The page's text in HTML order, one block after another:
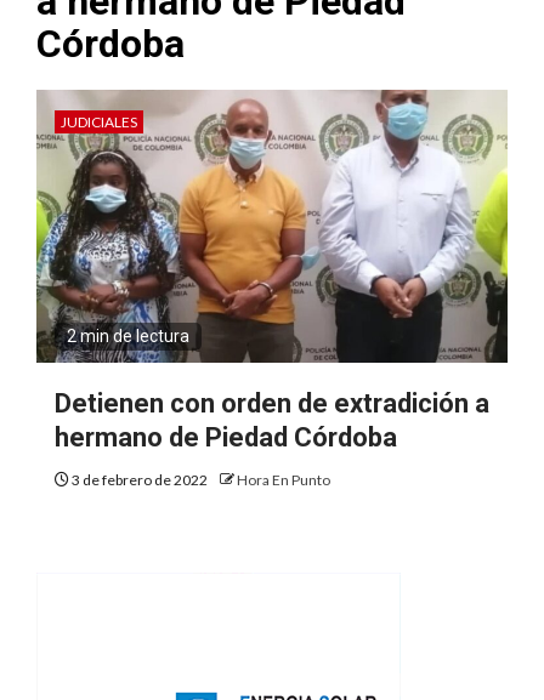
Córdoba
JUDICIALES
2 min de lectura
Detienen con orden de extradición a
hermano de Piedad Córdoba
3 de febrero de 2022 Hora En Punto